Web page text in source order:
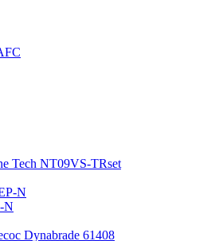
Tech NT09VS-TRset
грн.
N